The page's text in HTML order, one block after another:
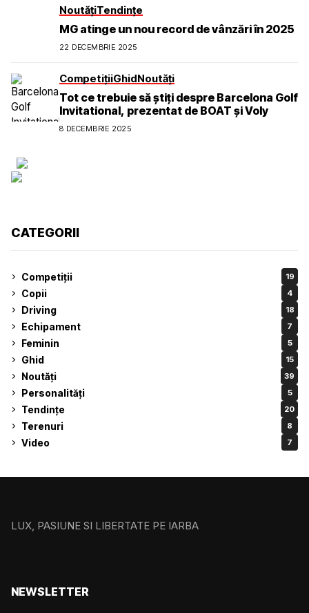
NoutățiTendințe
MG atinge un nou record de vânzări în 2025
22 DECEMBRIE 2025
CompetițiiGhidNoutăți
Tot ce trebuie să știți despre Barcelona Golf
Invitational, prezentat de BOAT și Voly
8 DECEMBRIE 2025
CATEGORII
Competiții 19
Copii 4
Driving 18
Echipament 7
Feminin 5
Ghid 15
Noutăți 39
Personalități 5
Tendințe 20
Terenuri 8
Video 7
LUX, PASIUNE SI LIBERTATE PE IARBA
NEWSLETTER